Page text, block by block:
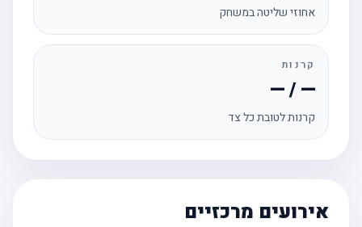
אחוזי שליטה במשחק
קרנות
— / —
קרנות לטובת כל צד
אירועים מרכזיים